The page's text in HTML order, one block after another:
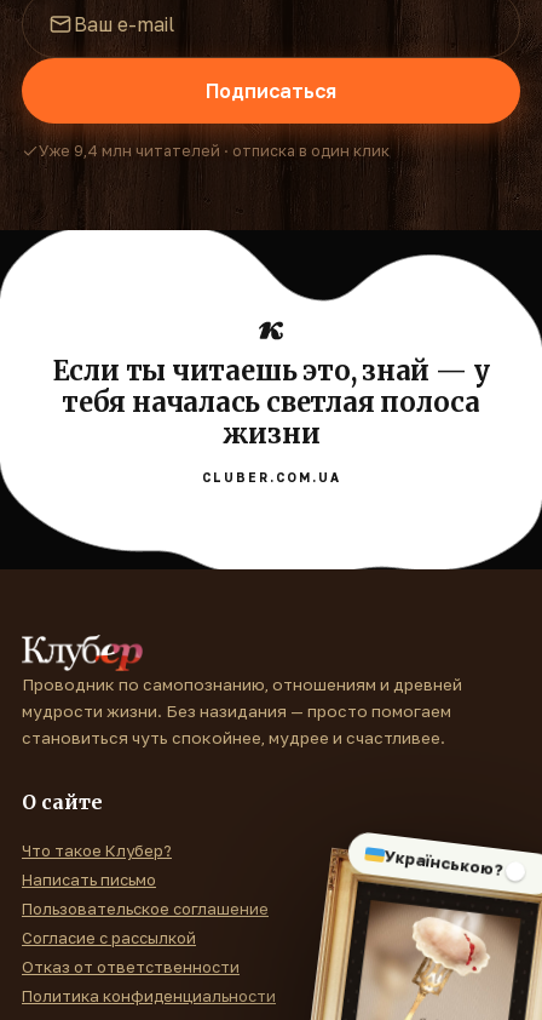
Подписаться
Уже 9,4 млн читателей · отписка в один клик
Если ты читаешь это, знай — у
тебя началась светлая полоса
жизни
CLUBER.COM.UA
Українською?
Проводник по самопознанию, отношениям и древней
мудрости жизни. Без назидания — просто помогаем
становиться чуть спокойнее, мудрее и счастливее.
О сайте
Что такое Клубер?
Написать письмо
Пользовательское соглашение
Согласие с рассылкой
Отказ от ответственности
Политика конфиденциальности